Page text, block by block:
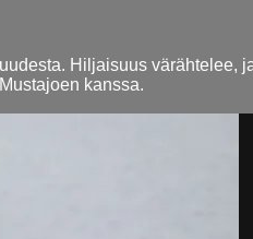
Hiljaisuus
kanssa.